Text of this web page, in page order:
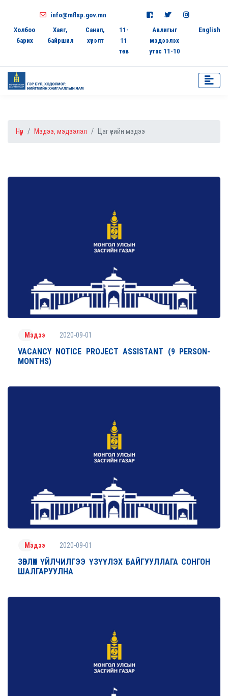
info@mflsp.gov.mn
Холбоо
барих
Хаяг,
байршил
Санал,
хүсэлт
11-
11
төв
Авлигыг
мэдээлэх
утас 11-10
English
Нүүр Мэдээ, мэдээлэл Цаг үеийн мэдээ
Мэдээ 2020-09-01
VACANCY NOTICE PROJECT ASSISTANT (9 PERSON-
MONTHS)
Мэдээ 2020-09-01
ЗӨВЛӨХ ҮЙЛЧИЛГЭЭ ҮЗҮҮЛЭХ БАЙГУУЛЛАГА СОНГОН
ШАЛГАРУУЛНА